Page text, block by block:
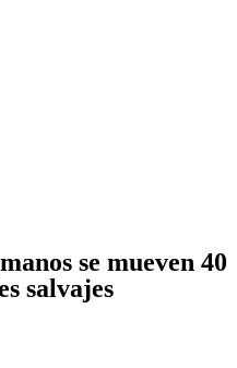
se mueven 40
salvajes